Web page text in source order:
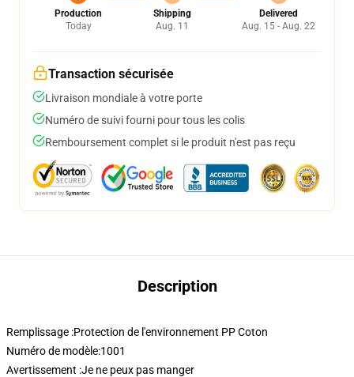
Production
Today
Shipping
Aug. 11
Delivered
Aug. 15 - Aug. 22
Transaction sécurisée
Livraison mondiale à votre porte
Numéro de suivi fourni pour tous les colis
Remboursement complet si le produit n'est pas reçu
Description
Remplissage :Protection de l'environnement PP Coton
Numéro de modèle:1001
Avertissement :Je ne peux pas manger